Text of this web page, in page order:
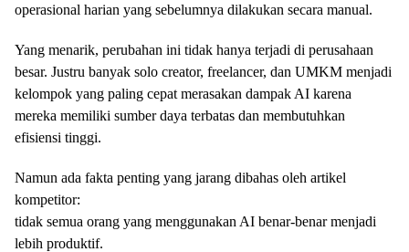
operasional harian yang sebelumnya dilakukan secara manual.
Yang menarik, perubahan ini tidak hanya terjadi di perusahaan
besar. Justru banyak solo creator, freelancer, dan UMKM menjadi
kelompok yang paling cepat merasakan dampak AI karena
mereka memiliki sumber daya terbatas dan membutuhkan
efisiensi tinggi.
Namun ada fakta penting yang jarang dibahas oleh artikel
kompetitor:
tidak semua orang yang menggunakan AI benar-benar menjadi
lebih produktif.